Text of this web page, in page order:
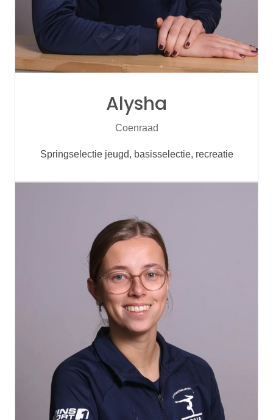
Alysha
Coenraad
Springselectie jeugd, basisselectie, recreatie